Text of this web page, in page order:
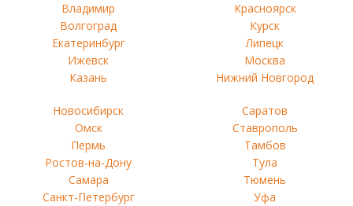
Владимир
Волгоград
Екатеринбург
Ижевск
Казань
Красноярск
Курск
Липецк
Москва
Нижний Новгород
Новосибирск
Омск
Пермь
Ростов-на-Дону
Самара
Санкт-Петербург
Саратов
Ставрополь
Тамбов
Тула
Тюмень
Уфа